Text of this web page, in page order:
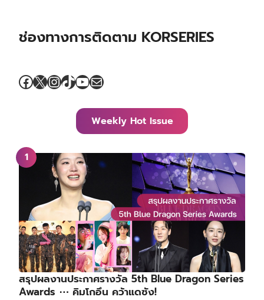
ช่องทางการติดตาม KORSERIES
Facebook
X Instagram
TikTok
YouTube
Mail
Weekly Hot Issue
สรุปผลงานประกาศรางวัล 5th Blue Dragon Series
Awards ⋯ คิมโกอึน คว้าแดซัง!